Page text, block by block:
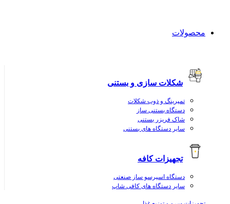
محصولات
شکلات سازی و بستنی
تمپرینگ و ذوب شکلات
دستگاه بستنی ساز
شاک فریزر بستنی
سایر دستگاه های بستنی
تجهیزات کافه
دستگاه اسپرسو ساز صنعتی
سایر دستگاه های کافی شاپ